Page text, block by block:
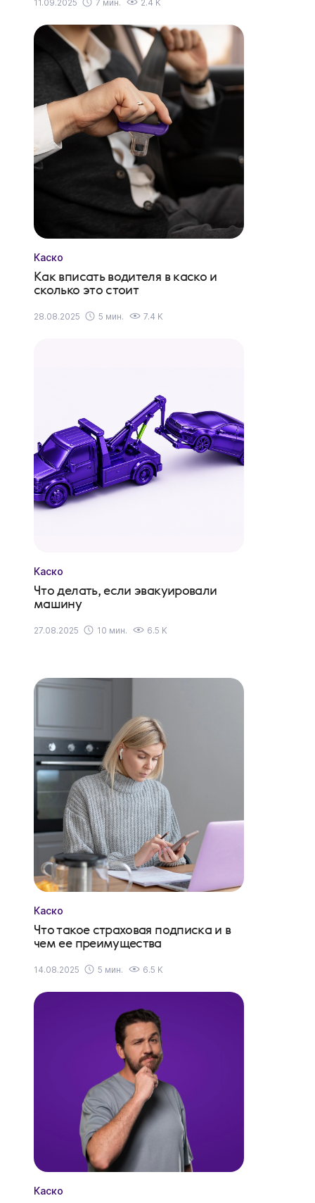
11.09.2025 7 мин. 2.4 K
Каско
Как вписать водителя в каско и
сколько это стоит
28.08.2025 5 мин. 7.4 K
Каско
Что делать, если эвакуировали
машину
27.08.2025 10 мин. 6.5 K
Каско
Что такое страховая подписка и в
чем ее преимущества
14.08.2025 5 мин. 6.5 K
Каско